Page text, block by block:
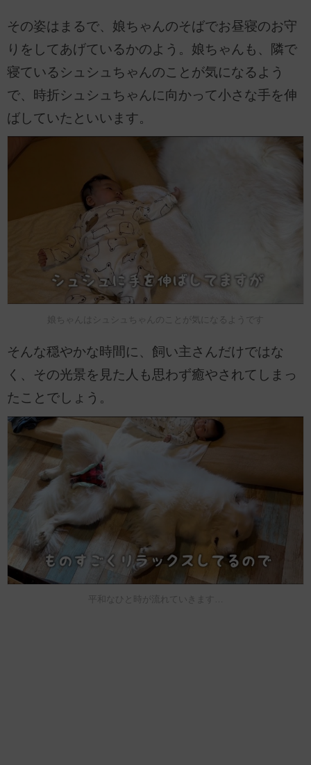
その姿はまるで、娘ちゃんのそばでお昼寝のお守
りをしてあげているかのよう。娘ちゃんも、隣で
寝ているシュシュちゃんのことが気になるよう
で、時折シュシュちゃんに向かって小さな手を伸
ばしていたといいます。
娘ちゃんはシュシュちゃんのことが気になるようです
そんな穏やかな時間に、飼い主さんだけではな
く、その光景を見た人も思わず癒やされてしまっ
たことでしょう。
平和なひと時が流れていきます…